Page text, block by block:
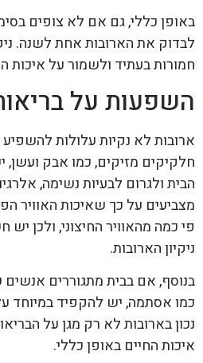
באופן כללי, גם אם לא צופים
לבדוק את הארובות אחת לשנה.
חמורות בעתיד ולשמור על איכות
השפעות על
ארובות לא נקיות עלולות להשפיע
חלקיקים מזיקים, כמו אבק ועשן,
הבית ולגרום לבעיות נשימה,
מצביעים על כך שאיכות האוויר
פי כמה מהאוויר החיצוני, ולכן
ניקיון הארובות.
בנוסף, אם בבית מתגוררים אנשים
כמו אסתמה, יש להקפיד במיוחד על
נכון בארובות לא רק מגן על
איכות החיים באופן כללי.